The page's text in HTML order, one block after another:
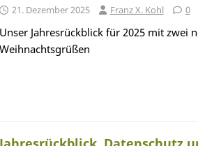
21. Dezember 2025 Franz X. Kohl 0
Unser Jahresrückblick für 2025 mit zwei
Weihnachtsgrüßen